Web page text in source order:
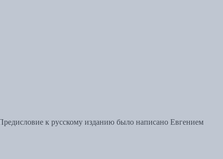
к русскому изданию было написано Евгением